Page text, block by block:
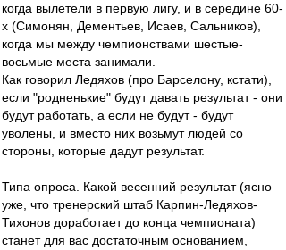
когда вылетели в первую лигу, и в середине 60-
х (Симонян, Дементьев, Исаев, Сальников),
когда мы между чемпионствами шестые-
восьмые места занимали.
Как говорил Ледяхов (про Барселону, кстати),
если "родненькие" будут давать результат - они
будут работать, а если не будут - будут
уволены, и вместо них возьмут людей со
стороны, которые дадут результат.
Типа опроса. Какой весенний результат (ясно
уже, что тренерский штаб Карпин-Ледяхов-
Тихонов доработает до конца чемпионата)
станет для вас достаточным основанием,